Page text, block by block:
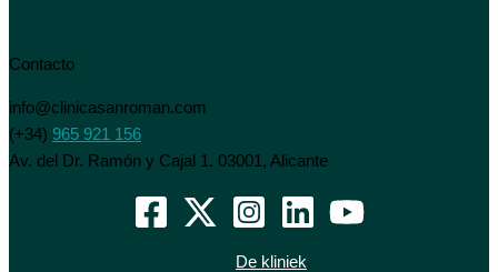
Contacto
info@clinicasanroman.com
(+34) 965 921 156
Av. del Dr. Ramón y Cajal 1. 03001, Alicante
De kliniek